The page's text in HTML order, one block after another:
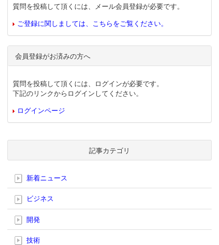
質問を投稿して頂くには、メール会員登録が必要です。
ご登録に関しましては、こちらをご覧ください。
会員登録がお済みの方へ
質問を投稿して頂くには、ログインが必要です。
下記のリンクからログインしてください。
ログインページ
記事カテゴリ
新着ニュース
ビジネス
開発
技術